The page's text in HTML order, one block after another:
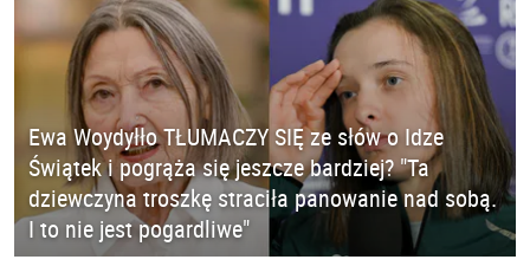
Ewa Woydyłło TŁUMACZY SIĘ ze słów o Idze
Świątek i pogrąża się jeszcze bardziej? "Ta
dziewczyna troszkę straciła panowanie nad sobą.
I to nie jest pogardliwe"